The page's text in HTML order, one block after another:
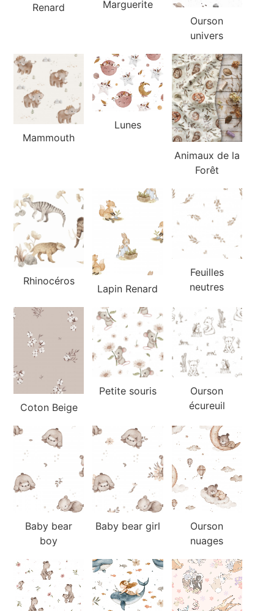
Renard
Marguerite
Ourson
univers
Mammouth
Lunes
Animaux de la
Forêt
Rhinocéros
Lapin Renard
Feuilles
neutres
Coton Beige
Petite souris
Ourson
écureuil
Baby bear
boy
Baby bear girl
Ourson
nuages